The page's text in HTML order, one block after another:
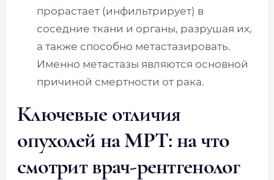
прорастает (инфильтрирует) в
соседние ткани и органы, разрушая их,
а также способно метастазировать.
Именно метастазы являются основной
причиной смертности от рака.
Ключевые отличия
опухолей на МРТ: на что
смотрит врач-рентгенолог